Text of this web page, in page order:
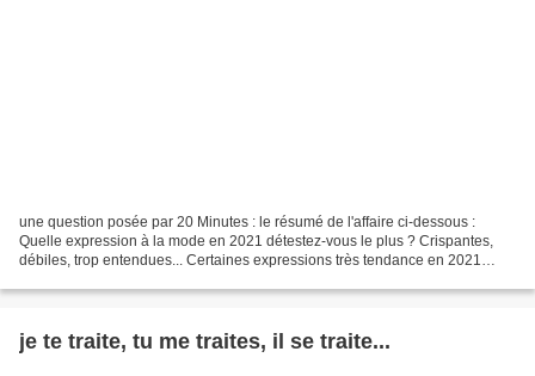
une question posée par 20 Minutes : le résumé de l'affaire ci-dessous :
Quelle expression à la mode en 2021 détestez-vous le plus ? Crispantes,
débiles, trop entendues... Certaines expressions très tendance en 2021
je te traite, tu me traites, il se traite...